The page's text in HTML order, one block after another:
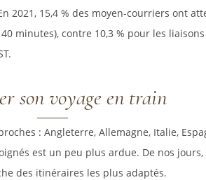
2021, 15,4 % des moyen-courriers ont
minutes), contre 10,3 % pour les
son voyage en train
: Angleterre, Allemagne, Italie,
est un peu plus ardue. De nos
des itinéraires les plus adaptés.